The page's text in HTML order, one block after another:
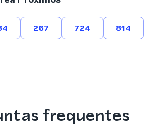
267 724 814
frequentes